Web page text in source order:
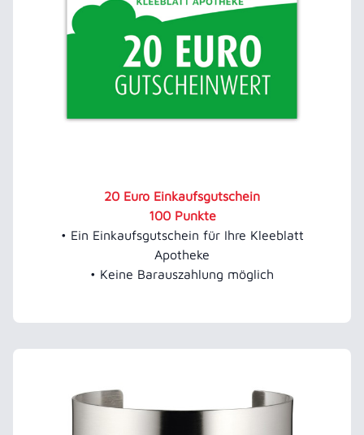
20 Euro Einkaufsgutschein
100 Punkte
• Ein Einkaufsgutschein für Ihre Kleeblatt
Apotheke
• Keine Barauszahlung möglich